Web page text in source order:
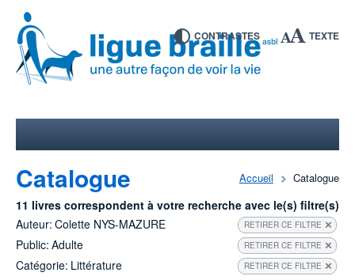
CONTRASTES TEXTE
Accueil Catalogue
Catalogue
11 livres correspondent à votre recherche avec le(s) filtre(s)
Auteur: Colette NYS-MAZURE RETIRER CE FILTRE
Public: Adulte RETIRER CE FILTRE
Catégorie: Littérature RETIRER CE FILTRE